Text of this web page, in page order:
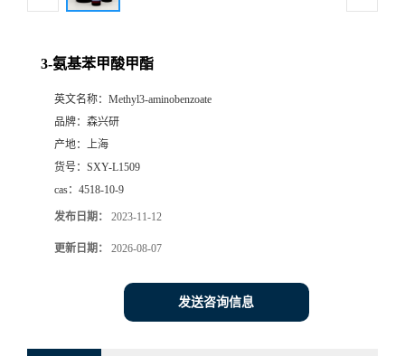
3-氨基苯甲酸甲酯
英文名称： Methyl3-aminobenzoate
品牌： 森兴研
产地： 上海
货号： SXY-L1509
cas： 4518-10-9
发布日期： 2023-11-12
更新日期： 2026-08-07
发送咨询信息